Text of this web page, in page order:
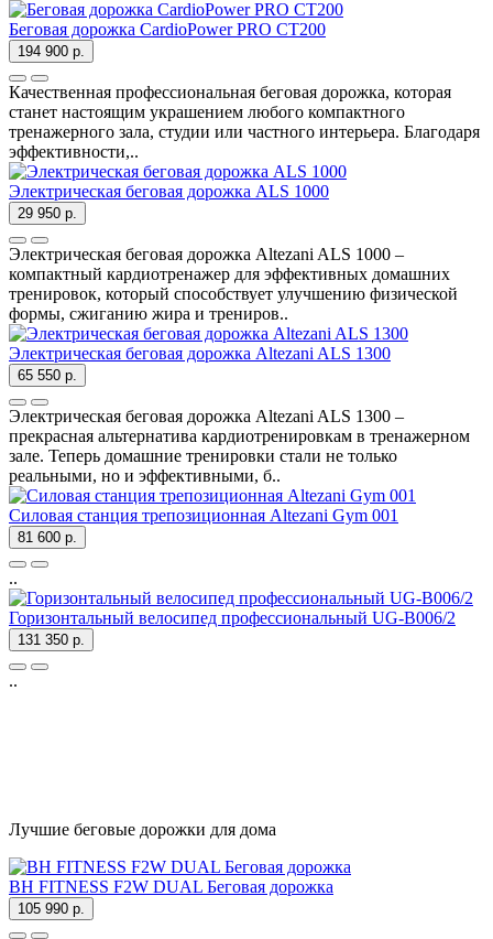
Беговая дорожка CardioPower PRO CT200
194 900 р.
Качественная профессиональная беговая дорожка, которая
станет настоящим украшением любого компактного
тренажерного зала, студии или частного интерьера. Благодаря
эффективности,..
Электрическая беговая дорожка ALS 1000
29 950 р.
Электрическая беговая дорожка Altezani ALS 1000 –
компактный кардиотренажер для эффективных домашних
тренировок, который способствует улучшению физической
формы, сжиганию жира и трениров..
Электричеcкая беговая дорожка Altezani ALS 1300
65 550 р.
Электричеcкая беговая дорожка Altezani ALS 1300 –
прекрасная альтернатива кардиотренировкам в тренажерном
зале. Теперь домашние тренировки стали не только
реальными, но и эффективными, б..
Силовая станция трепозиционная Altezani Gym 001
81 600 р.
..
Горизонтальный велосипед профессиональный UG-B006/2
131 350 р.
..
Лучшие беговые дорожки для дома
BH FITNESS F2W DUAL Беговая дорожка
105 990 р.